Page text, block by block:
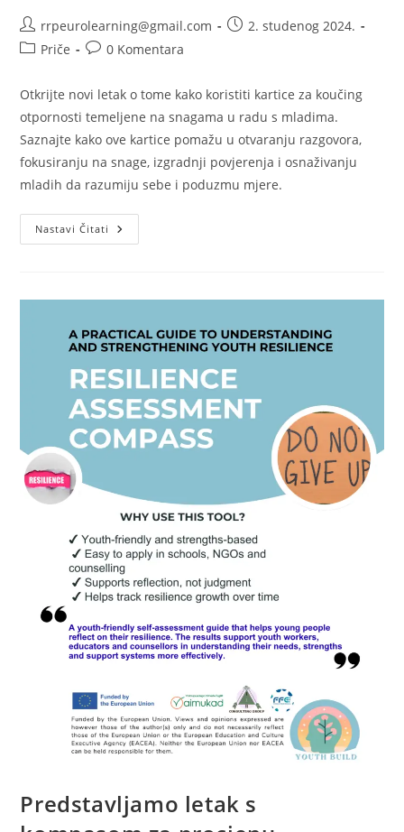
Autor
objave:
rrpeurolearning@gmail.com
Objava2. studenog 2024.
Kategorija
Priče
Komentari
0 Komentara
Otkrijte novi letak o tome kako koristiti kartice za koučing
otpornosti temeljene na snagama u radu s mladima.
Saznajte kako ove kartice pomažu u otvaranju razgovora,
fokusiranju na snage, izgradnji povjerenja i osnaživanju
mladih da razumiju sebe i poduzmu mjere.
Nastavi Čitati Objavljen
Novi
Za
Otpornosti
Temeljene
Na
Snagama
U
Radu
S
Mladima
Predstavljamo letak s